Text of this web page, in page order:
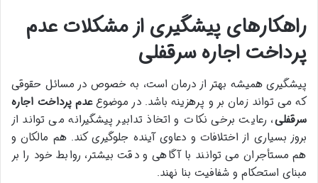
راهکارهای پیشگیری از مشکلات عدم
پرداخت اجاره سرقفلی
پیشگیری همیشه بهتر از درمان است، به خصوص در مسائل حقوقی
که می تواند زمان بر و پرهزینه باشد. در موضوععدم پرداخت اجاره
سرقفلی، رعایت برخی نکات و اتخاذ تدابیر پیشگیرانه می تواند از
بروز بسیاری از اختلافات و دعاوی آینده جلوگیری کند. هم مالکان و
هم مستأجران می توانند با آگاهی و دقت بیشتر، روابط خود را بر
مبنای استحکام و شفافیت بنا نهند.